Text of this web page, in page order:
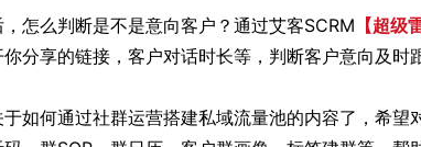
怎么判断是不是意向客户？通过艾客SCRM 【超级
分享的链接，客户对话时长等，判断客户意向及时
如何通过社群运营搭建私域流量池的内容了，希